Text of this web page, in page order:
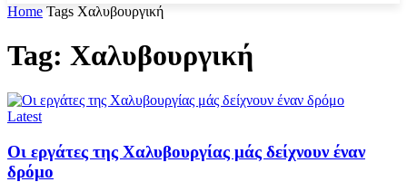
Home Tags Χαλυβουργική
Tag: Χαλυβουργική
Latest
Οι εργάτες της Χαλυβουργίας μάς δείχνουν έναν
δρόμο